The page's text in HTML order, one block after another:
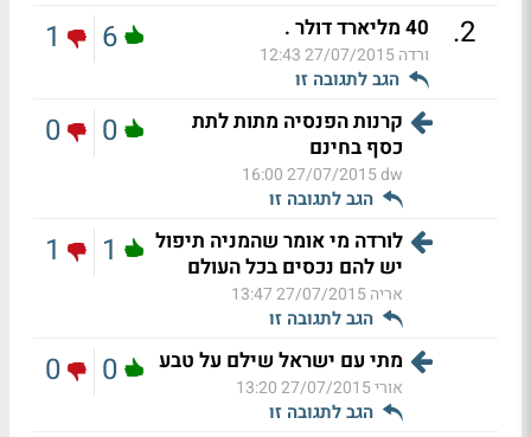
2
. 40 מליארד דולר .
ורדה27/07/2015 12:43
הגב לתגובה זו
6
1
קרנות הפנסיה מתות לתת
כסף בחינם
dw
27/07/2015 16:00
הגב לתגובה זו
0
0
לורדה מי אומר שהמניה תיפול
יש להם נכסים בכל העולם
אריה27/07/2015 13:47
הגב לתגובה זו
1
1
מתי עם ישראל שילם על טבע
אורי27/07/2015 13:20
הגב לתגובה זו
0
0